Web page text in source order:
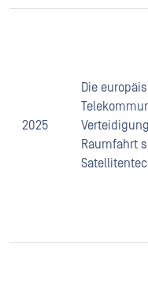
2025
Die
Raumfahrt